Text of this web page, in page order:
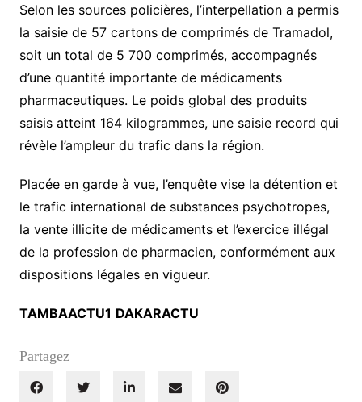
Selon les sources policières, l’interpellation a permis
la saisie de 57 cartons de comprimés de Tramadol,
soit un total de 5 700 comprimés, accompagnés
d’une quantité importante de médicaments
pharmaceutiques. Le poids global des produits
saisis atteint 164 kilogrammes, une saisie record qui
révèle l’ampleur du trafic dans la région.
Placée en garde à vue, l’enquête vise la détention et
le trafic international de substances psychotropes,
la vente illicite de médicaments et l’exercice illégal
de la profession de pharmacien, conformément aux
dispositions légales en vigueur.
TAMBAACTU1 DAKARACTU
Partagez